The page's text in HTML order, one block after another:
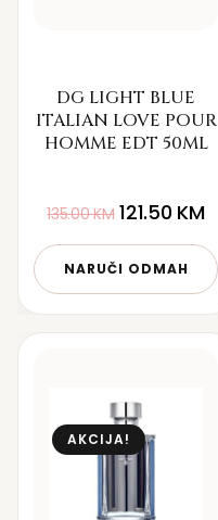
DG LIGHT BLUE
ITALIAN LOVE POUR
HOMME EDT 50ML
135.00KM 121.50 KM
NARUČI ODMAH
AKCIJA!